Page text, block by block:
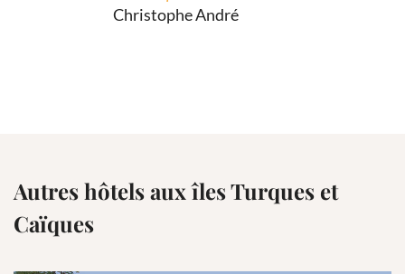
Christophe André
Autres hôtels aux îles Turques et
Caïques